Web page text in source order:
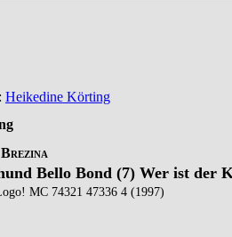
Heikedine Körting
Bello Bond (7) Wer ist der
MC 74321 47336 4 (1997)